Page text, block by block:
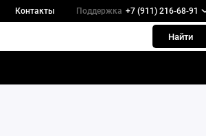
Контакты Поддержка +7 (911) 216-68-91
Найти